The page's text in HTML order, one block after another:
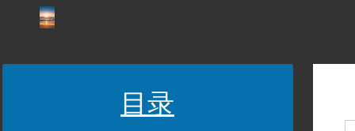
目录